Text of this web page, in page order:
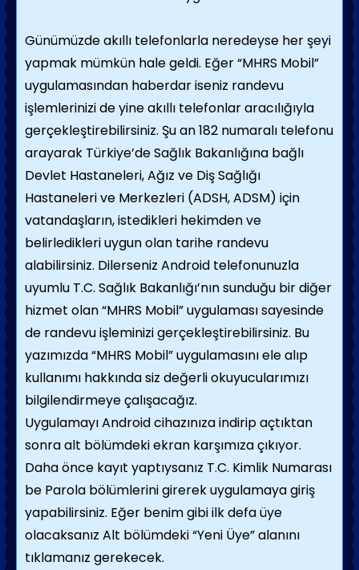
Günümüzde akıllı telefonlarla neredeyse her şeyi
yapmak mümkün hale geldi. Eğer “MHRS Mobil”
uygulamasından haberdar iseniz randevu
işlemlerinizi de yine akıllı telefonlar aracılığıyla
gerçekleştirebilirsiniz. Şu an 182 numaralı telefonu
arayarak Türkiye’de Sağlık Bakanlığına bağlı
Devlet Hastaneleri, Ağız ve Diş Sağlığı
Hastaneleri ve Merkezleri (ADSH, ADSM) için
vatandaşların, istedikleri hekimden ve
belirledikleri uygun olan tarihe randevu
alabilirsiniz. Dilerseniz Android telefonunuzla
uyumlu T.C. Sağlık Bakanlığı’nın sunduğu bir diğer
hizmet olan “MHRS Mobil” uygulaması sayesinde
de randevu işleminizi gerçekleştirebilirsiniz. Bu
yazımızda “MHRS Mobil” uygulamasını ele alıp
kullanımı hakkında siz değerli okuyucularımızı
bilgilendirmeye çalışacağız.
Uygulamayı Android cihazınıza indirip açtıktan
sonra alt bölümdeki ekran karşımıza çıkıyor.
Daha önce kayıt yaptıysanız T.C. Kimlik Numarası
be Parola bölümlerini girerek uygulamaya giriş
yapabilirsiniz. Eğer benim gibi ilk defa üye
olacaksanız Alt bölümdeki “Yeni Üye” alanını
tıklamanız gerekecek.